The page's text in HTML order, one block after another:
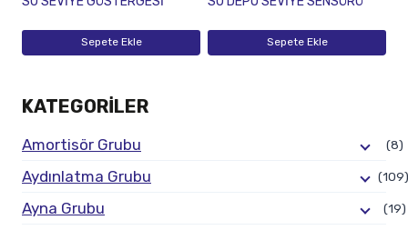
Sepete Ekle Sepete Ekle
KATEGORILER
Amortisör Grubu (8)
Aydınlatma Grubu (109)
Ayna Grubu (19)